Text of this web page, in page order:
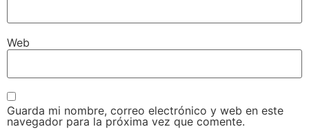
Web
Guarda mi nombre, correo electrónico y web en este
navegador para la próxima vez que comente.